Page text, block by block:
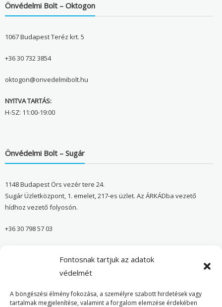
Fontosnak tartjuk az adatok
védelmét
A böngészési élmény fokozása, a személyre szabott hirdetések vagy
tartalmak megjelenítése, valamint a forgalom elemzése érdekében
Önvédelmi Bolt – Oktogon
1067 Budapest Teréz krt. 5
+36 30 732 3854
oktogon@onvedelmibolt.hu
NYITVA TARTÁS:
H-SZ: 11:00-19:00
Önvédelmi Bolt – Sugár
1148 Budapest Örs vezér tere 24.
Sugár Üzletközpont, 1. emelet, 217-es üzlet. Az ÁRKÁDba vezető
hídhoz vezető folyosón.
+36 30 798 57 03